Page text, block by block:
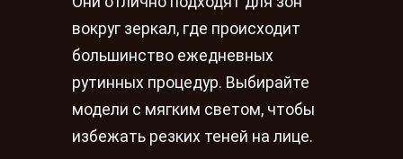
вокруг зеркал, где происходит
большинство ежедневных
рутинных процедур. Выбирайте
модели с мягким светом, чтобы
избежать резких теней на лице.